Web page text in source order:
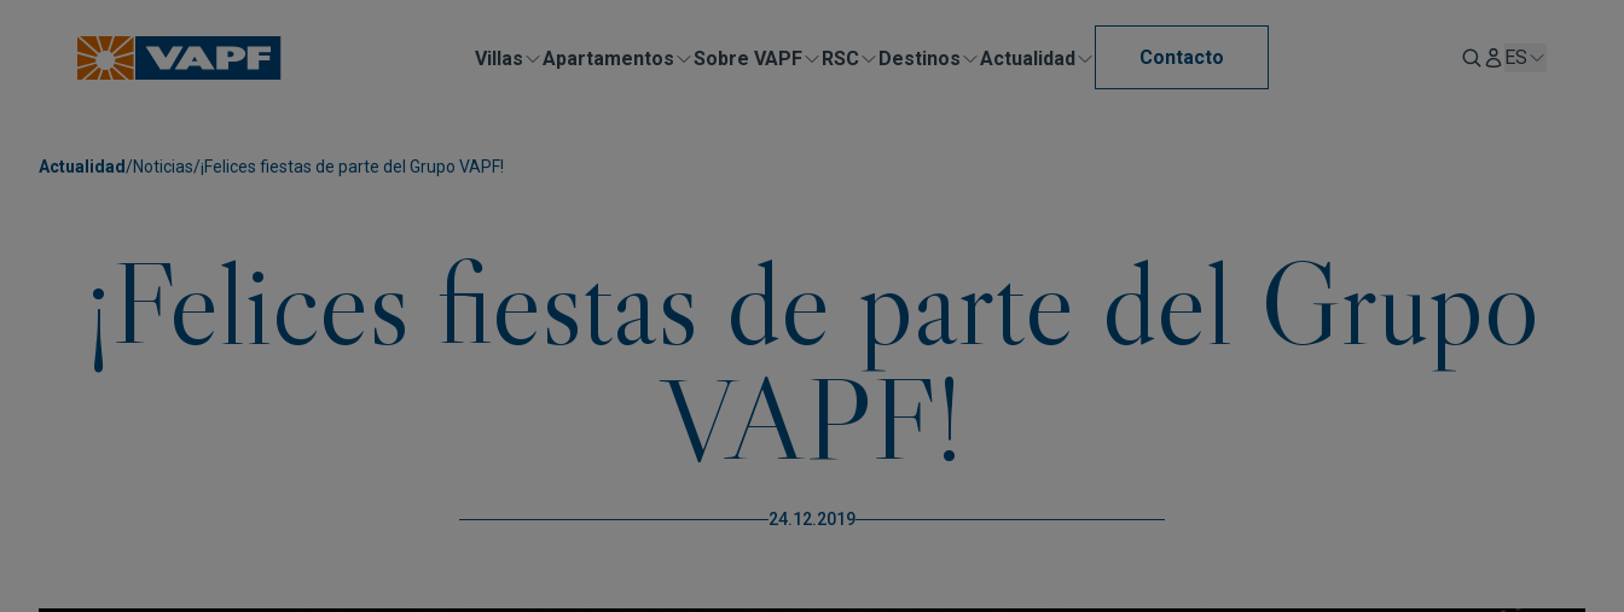
Villas Apartamentos Sobre VAPF RSC Destinos Actualidad Contacto ES
Actualidad /Noticias/¡Felices fiestas de parte del Grupo VAPF!
¡Felices fiestas de parte del Grupo
VAPF!
24.12.2019